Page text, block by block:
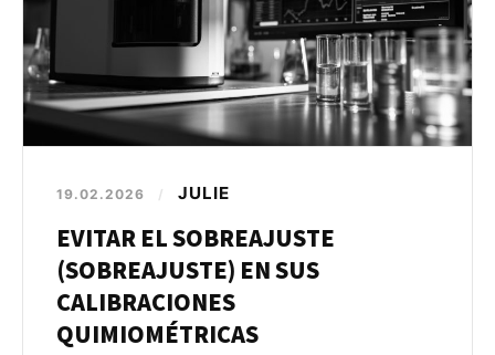
19.02.2026 / JULIE
EVITAR EL SOBREAJUSTE
(SOBREAJUSTE) EN SUS
CALIBRACIONES
QUIMIOMÉTRICAS